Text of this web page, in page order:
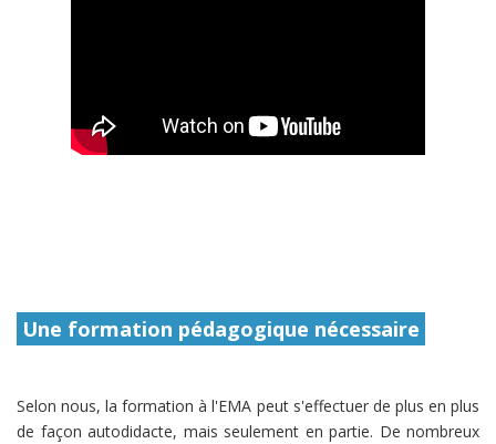
Une formation pédagogique nécessaire
Selon nous, la formation à l'EMA peut s'effectuer de plus en plus
de façon autodidacte, mais seulement en partie. De nombreux